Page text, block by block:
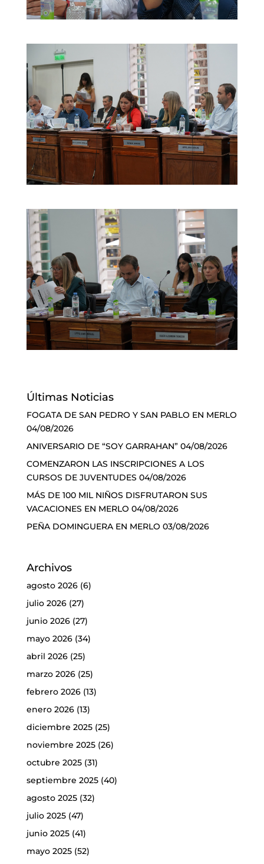
Últimas Noticias
FOGATA DE SAN PEDRO Y SAN PABLO EN MERLO
04/08/2026
ANIVERSARIO DE “SOY GARRAHAN” 04/08/2026
COMENZARON LAS INSCRIPCIONES A LOS
CURSOS DE JUVENTUDES 04/08/2026
MÁS DE 100 MIL NIÑOS DISFRUTARON SUS
VACACIONES EN MERLO 04/08/2026
PEÑA DOMINGUERA EN MERLO 03/08/2026
Archivos
agosto 2026(6)
julio 2026(27)
junio 2026(27)
mayo 2026(34)
abril 2026(25)
marzo 2026(25)
febrero 2026(13)
enero 2026(13)
diciembre 2025(25)
noviembre 2025(26)
octubre 2025(31)
septiembre 2025(40)
agosto 2025(32)
julio 2025(47)
junio 2025(41)
mayo 2025(52)